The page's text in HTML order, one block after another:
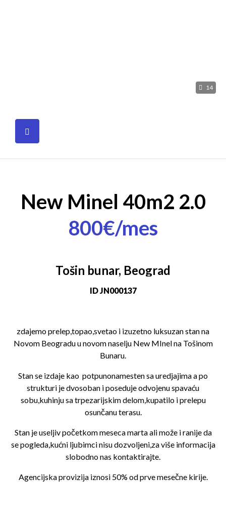
14
New Minel 40m2 2.0
800€/mes
Tošin bunar, Beograd
IDJN000137
zdajemo prelep,topao,svetao i izuzetno luksuzan stan na
Novom Beogradu u novom naselju New MInel na Tošinom
Bunaru.
Stan se izdaje kao potpunonamesten sa uredjajima a po
strukturi je dvosoban i poseduje odvojenu spavaću
sobu,kuhinju sa trpezarijskim delom,kupatilo i prelepu
osunčanu terasu.
Stan je useljiv početkom meseca marta ali može i ranije da
se pogleda,kućni ljubimci nisu dozvoljeni,za više informacija
slobodno nas kontaktirajte.
Agencijska provizija iznosi 50% od prve mesečne kirije.